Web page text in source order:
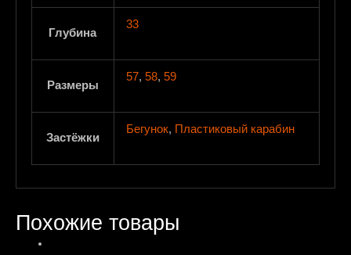
Глубина
33
Размеры
57, 58, 59
Застёжки
Бегунок, Пластиковый карабин
Похожие товары